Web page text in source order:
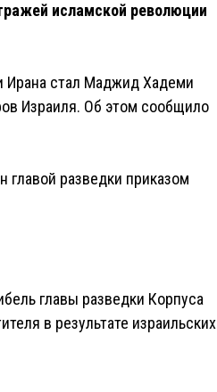
исламской революции
Ирана стал Маджид Хадеми
Израиля. Об этом сообщило
разведки приказом
главы разведки Корпуса
в результате израильских